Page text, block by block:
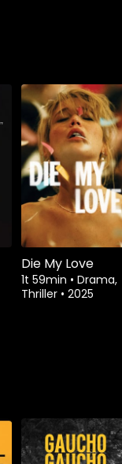
Die My Love
1t 59min • Drama,
Thriller • 2025